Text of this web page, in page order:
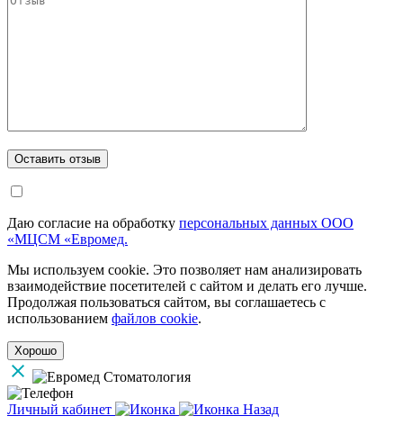
Даю согласие на обработку персональных данных ООО
«МЦСМ «Евромед.
Мы используем cookie. Это позволяет нам анализировать
взаимодействие посетителей с сайтом и делать его лучше.
Продолжая пользоваться сайтом, вы соглашаетесь с
использованием файлов cookie.
Хорошо
Личный кабинет
Назад